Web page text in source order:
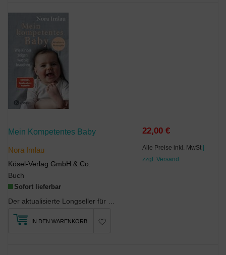
Mein Kompetentes Baby
Nora Imlau
Kösel-Verlag GmbH & Co.
Buch
Sofort lieferbar
22,00 €
Alle Preise inkl. MwSt |
zzgl. Versand
IN DEN WARENKORB